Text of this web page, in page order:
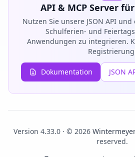
API & MCP Server
Nutzen Sie unsere JSON API und
Schulferien- und
Anwendungen zu integrieren.
Dokumentation JSON
Version 4.33.0 · © 2026
reserved.